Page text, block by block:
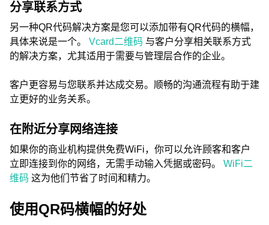
分享联系方式
另一种QR代码解决方案是您可以添加带有QR代码的横幅，
具体来说是一个。 Vcard二维码 与客户分享相关联系方式
的解决方案，尤其适用于需要与管理层合作的企业。
客户更容易与您联系并达成交易。顺畅的沟通流程有助于建
立更好的业务关系。
在附近分享网络连接
如果你的商业机构提供免费WiFi，你可以允许顾客和客户
立即连接到你的网络，无需手动输入凭据或密码。 WiFi二
维码 这为他们节省了时间和精力。
使用QR码横幅的好处